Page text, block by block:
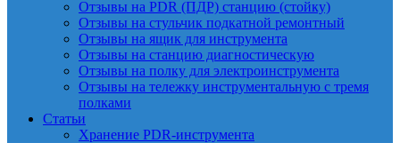
Отзывы на PDR (ПДР) станцию (стойку)
Отзывы на стульчик подкатной ремонтный
Отзывы на ящик для инструмента
Отзывы на станцию диагностическую
Отзывы на полку для электроинструмента
Отзывы на тележку инструментальную с тремя
полками
Статьи
Хранение PDR-инструмента